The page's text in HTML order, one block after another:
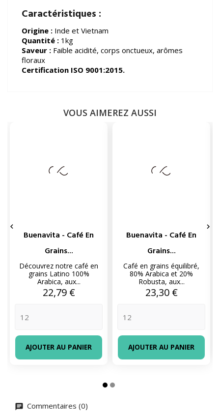
Caractéristiques :
Origine : Inde et Vietnam
Quantité : 1kg
Saveur : Faible acidité, corps onctueux, arômes
floraux
Certification ISO 9001:2015.
VOUS AIMEREZ AUSSI
Buenavita - Café En
Grains...
Découvrez notre café en
grains Latino 100%
Arabica, aux...
Prix
22,79 €
AJOUTER AU PANIER
Buenavita - Café En
Grains...
Café en grains équilibré,
80% Arabica et 20%
Robusta, aux...
Prix
23,30 €
AJOUTER AU PANIER
 
Commentaires (0)